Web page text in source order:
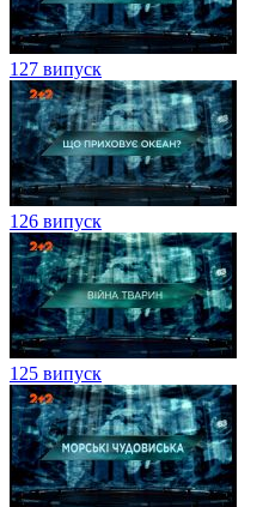
127 випуск
126 випуск
125 випуск